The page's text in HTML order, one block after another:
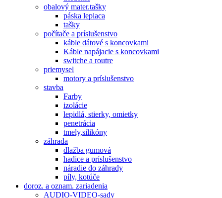
obalový mater.tašky
páska lepiaca
tašky
počítače a príslušenstvo
káble dátové s koncovkami
Káble napájacie s koncovkami
switche a routre
priemysel
motory a príslušenstvo
stavba
Farby
izolácie
lepidlá, stierky, omietky
penetrácia
tmely,silikóny
záhrada
dlažba gumová
hadice a príslušenstvo
náradie do záhrady
píly, kotúče
doroz. a oznam. zariadenia
AUDIO-VIDEO-sady